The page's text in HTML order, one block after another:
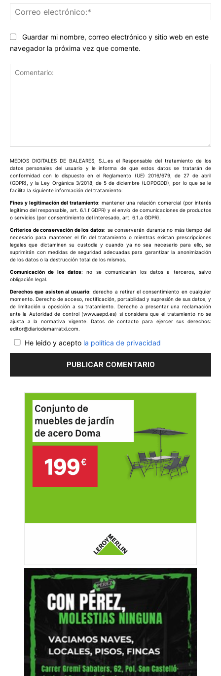
Guardar mi nombre, correo electrónico y sitio web en este
navegador la próxima vez que comente.
MEDIOS DIGITALES DE BALEARES, S.L.es el Responsable del tratamiento de los
datos personales del usuario y le informa de que estos datos se tratarán de
conformidad con lo dispuesto en el Reglamento (UE) 2016/679, de 27 de abril
(GDPR), y la Ley Orgánica 3/2018, de 5 de diciembre (LOPDGDD), por lo que se le
facilita la siguiente información del tratamiento:
Fines y legitimación del tratamiento: mantener una relación comercial (por interés
legítimo del responsable, art. 6.1.f GDPR) y el envío de comunicaciones de productos
o servicios (por consentimiento del interesado, art. 6.1.a GDPR).
Criterios de conservación de los datos: se conservarán durante no más tiempo del
necesario para mantener el fin del tratamiento o mientras existan prescripciones
legales que dictaminen su custodia y cuando ya no sea necesario para ello, se
suprimirán con medidas de seguridad adecuadas para garantizar la anonimización
de los datos o la destrucción total de los mismos.
Comunicación de los datos: no se comunicarán los datos a terceros, salvo
obligación legal.
Derechos que asisten al usuario: derecho a retirar el consentimiento en cualquier
momento. Derecho de acceso, rectificación, portabilidad y supresión de sus datos, y
de limitación u oposición a su tratamiento. Derecho a presentar una reclamación
ante la Autoridad de control (www.aepd.es) si considera que el tratamiento no se
ajusta a la normativa vigente. Datos de contacto para ejercer sus derechos:
editor@diariodemarratxi.com.
He leido y acepto la política de privacidad